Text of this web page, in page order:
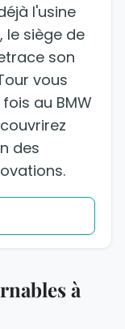
l'usine
le siège de
son
vous
au BMW
des
à